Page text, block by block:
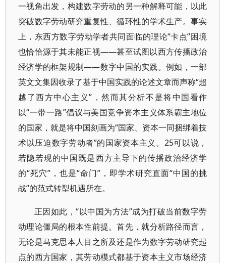
一视角出发，构建数字劳动的另一种解释可能，以此
突破数字劳动研究重复性、循环性的学术生产。事实
上，东西方数字劳动学者共同面临的理论“卡点”困境
也恰恰源于其未能正视——甚至试图以西方传播政治
经济学的框架规制——数字中国的实践。例如，一部
英文文集因收录了基于中国实践的论述文章而声称“超
越了西方中心主义”，然而其分析不是将中国看作
以“一带一路”倡议与美国竞争资本主义体系霸主地位
的国家，就是将中国刻画为“国家、资本一同捆绑着技
术以压迫数字劳动者”的国家资本主义。25可以说，
若隐若现的中国既是西方主导下的传播政治经济学
的“死穴”，也是“命门”，即学术研究直面“中国的挑
战”的范式转型机遇所在。
正因如此，“以中国为方法”成为打破当前数字劳
动理论僵局的根本性前提。首先，就分析路径而言，
无论是马克思本人目之所及还是作为数字劳动研究起
点的西方国家，其劳动模式都基于资本主义市场经济